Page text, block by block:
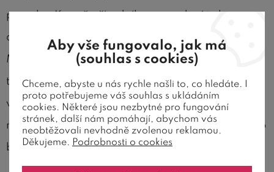
povrchu. Kromě přírodního provedení je k
dispozici na výběr široká paleta odstínů moření.
Mezi
další odstínypatří barevné provedení olše,
třešeň, ořech, wenge a bílá. Na obrázku je postel
v přírodním odstínu. V případě zájmu vám
můžeme zdarma poštou zaslat vzorek vybraného
barevného provedení – viz informace níže.
Aby vše fungovalo, jak má
(souhlas s cookies)
Chceme, abyste u nás rychle našli to, co hledáte. I
proto potřebujeme váš souhlas s ukládáním
cookies. Některé jsou nezbytné pro fungování
stránek, další nám pomáhají, abychom vás
neobtěžovali nevhodně zvolenou reklamou.
Děkujeme. Podrobnosti o cookies